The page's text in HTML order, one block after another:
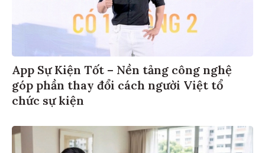
App Sự Kiện Tốt – Nền tảng công nghệ
góp phần thay đổi cách người Việt tổ
chức sự kiện